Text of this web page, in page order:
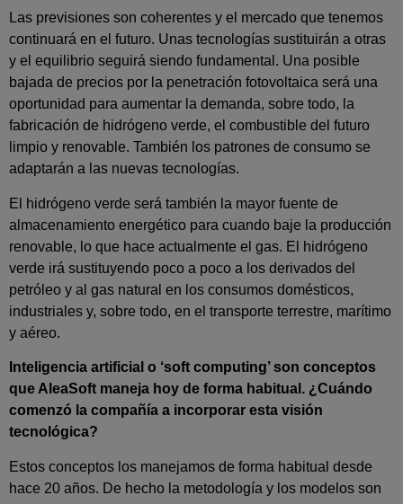
Las previsiones son coherentes y el mercado que tenemos
continuará en el futuro. Unas tecnologías sustituirán a otras
y el equilibrio seguirá siendo fundamental. Una posible
bajada de precios por la penetración fotovoltaica será una
oportunidad para aumentar la demanda, sobre todo, la
fabricación de hidrógeno verde, el combustible del futuro
limpio y renovable. También los patrones de consumo se
adaptarán a las nuevas tecnologías.
El hidrógeno verde será también la mayor fuente de
almacenamiento energético para cuando baje la producción
renovable, lo que hace actualmente el gas. El hidrógeno
verde irá sustituyendo poco a poco a los derivados del
petróleo y al gas natural en los consumos domésticos,
industriales y, sobre todo, en el transporte terrestre, marítimo
y aéreo.
Inteligencia artificial o ‘soft computing’ son conceptos
que AleaSoft maneja hoy de forma habitual. ¿Cuándo
comenzó la compañía a incorporar esta visión
tecnológica?
Estos conceptos los manejamos de forma habitual desde
hace 20 años. De hecho la metodología y los modelos son